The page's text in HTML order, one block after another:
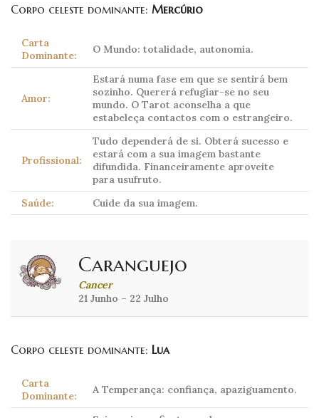
Corpo celeste dominante: Mercúrio
Carta
Dominante:
O Mundo: totalidade, autonomia.
Amor:
Estará numa fase em que se sentirá bem
sozinho. Quererá refugiar-se no seu
mundo. O Tarot aconselha a que
estabeleça contactos com o estrangeiro.
Profissional:
Tudo dependerá de si. Obterá sucesso e
estará com a sua imagem bastante
difundida. Financeiramente aproveite
para usufruto.
Saúde:
Cuide da sua imagem.
Caranguejo
Cancer
21 Junho – 22 Julho
Corpo celeste dominante: Lua
Carta
Dominante:
A Temperança: confiança, apaziguamento.